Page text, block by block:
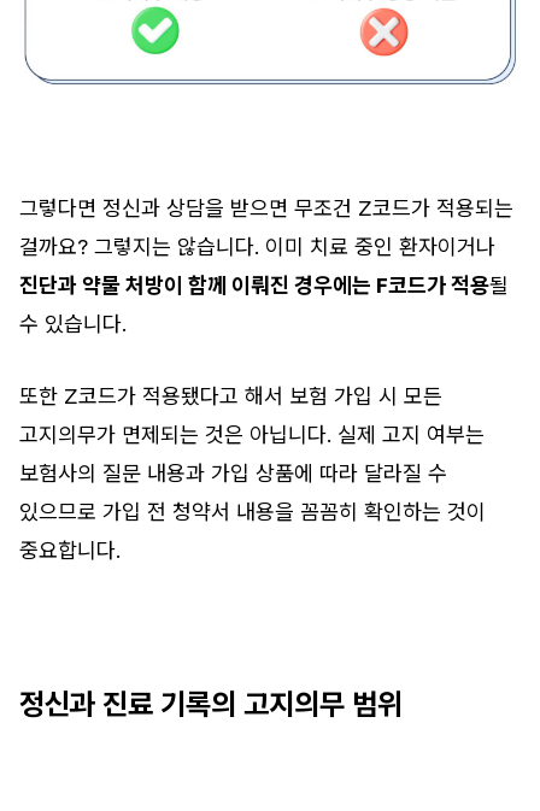
그렇다면 정신과 상담을 받으면 무조건 Z코드가 적용되는
걸까요? 그렇지는 않습니다. 이미 치료 중인 환자이거나
진단과 약물 처방이 함께 이뤄진 경우에는 F코드가 적용될
수 있습니다.
또한 Z코드가 적용됐다고 해서 보험 가입 시 모든
고지의무가 면제되는 것은 아닙니다. 실제 고지 여부는
보험사의 질문 내용과 가입 상품에 따라 달라질 수
있으므로 가입 전 청약서 내용을 꼼꼼히 확인하는 것이
중요합니다.
정신과 진료 기록의 고지의무 범위